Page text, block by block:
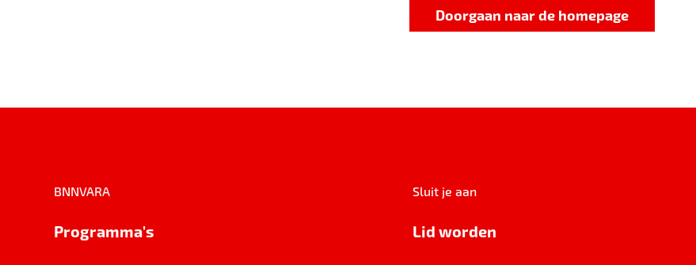
Doorgaan naar de homepage
BNNVARA
Programma's
Sluit je aan
Lid worden